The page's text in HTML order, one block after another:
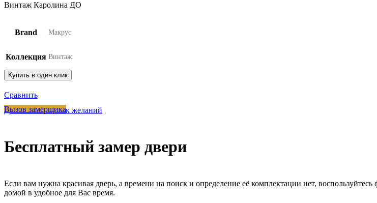
Винтаж Каролина ДО
Brand Макрус
Коллекция Винтаж
Купить в один клик
Сравнить
Добавить в список желаний
Вызов замерщика
Бесплатный замер двери
Если вам нужна красивая дверь, а времени на поиск и определение её комплектации нет,
домой в удобное для Вас время.